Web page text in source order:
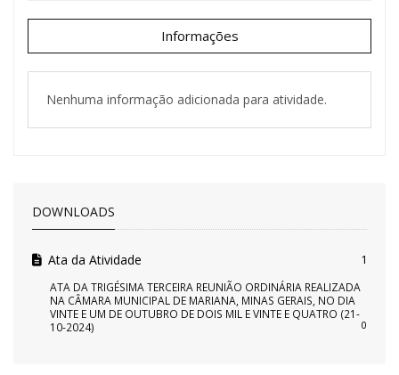
Informações
Nenhuma informação adicionada para atividade.
DOWNLOADS
Ata da Atividade 1
ATA DA TRIGÉSIMA TERCEIRA REUNIÃO ORDINÁRIA REALIZADA
NA CÂMARA MUNICIPAL DE MARIANA, MINAS GERAIS, NO DIA
VINTE E UM DE OUTUBRO DE DOIS MIL E VINTE E QUATRO (21-
10-2024)
0